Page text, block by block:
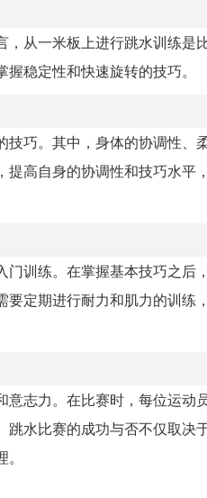
从一米板上进行跳水训练是
稳定性和快速旋转的技巧。
巧。其中，身体的协调性、
高自身的协调性和技巧水平
训练。在掌握基本技巧之后
定期进行耐力和肌力的训练
志力。在比赛时，每位运动
水比赛的成功与否不仅取决